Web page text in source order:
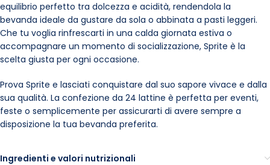
equilibrio perfetto tra dolcezza e acidità, rendendola la
bevanda ideale da gustare da sola o abbinata a pasti leggeri.
Che tu voglia rinfrescarti in una calda giornata estiva o
accompagnare un momento di socializzazione, Sprite è la
scelta giusta per ogni occasione.
Prova Sprite e lasciati conquistare dal suo sapore vivace e dalla
sua qualità. La confezione da 24 lattine è perfetta per eventi,
feste o semplicemente per assicurarti di avere sempre a
disposizione la tua bevanda preferita.
Ingredienti e valori nutrizionali